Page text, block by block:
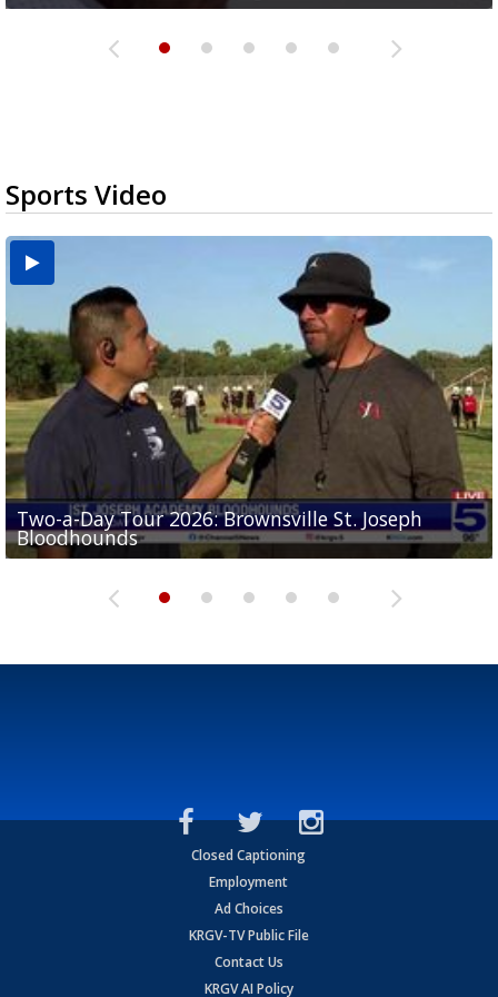
Sports Video
Two-a-Day Tour 2026: Brownsville St. Joseph
Bloodhounds
Two-a-Day Tour 2026: St. Joseph Academy
Bloodhounds
Two-a-Day Tour 2026: Sharyland Rattlers
Sit-down interview with UTRGV wide receiver
Tavian Cord
Two-a-Day Tour 2026: Raymondville Bearkats
Closed Captioning
Employment
Ad Choices
KRGV-TV Public File
Contact Us
KRGV AI Policy